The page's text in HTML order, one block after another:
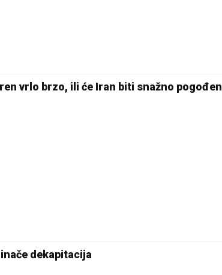
vrlo brzo, ili će Iran biti snažno pogođen
dekapitacija